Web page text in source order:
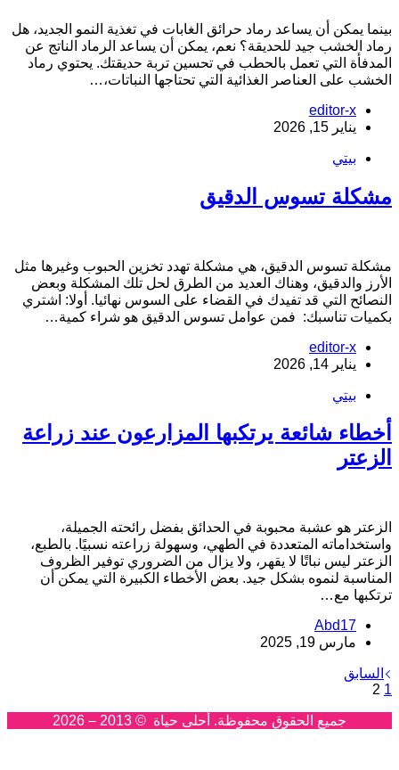
يمكن أن يساعد رماد حرائق الغابات في تغذية النمو الجديد، هل
الخشب جيد للحديقة؟ نعم، يمكن أن يساعد الرماد الناتج عن
التي تعمل بالحطب في تحسين تربة حديقتك. يحتوي رماد
على العناصر الغذائية التي تحتاجها النباتات،…
editor-x
يناير 15, 2026
بيتي
تسوس الدقيق
تسوس الدقيق، هي مشكلة تهدد تخزين الحبوب وغيرها مثل
والدقيق، وهناك العديد من الطرق لحل تلك المشكلة وبعض
التي قد تفيدك في القضاء على السوس نهائيا. أولا: اشتري
تناسبك: فمن عوامل تسوس الدقيق هو شراء كمية…
editor-x
يناير 14, 2026
بيتي
شائعة يرتكبها المزارعون عند زراعة
هو عشبة محبوبة في الحدائق بفضل رائحته الجميلة،
المتعددة في الطهي، وسهولة زراعته نسبيًا. بالطبع،
ليس نباتًا لا يقهر، ولا يزال من الضروري توفير الظروف
لنموه بشكل جيد. بعض الأخطاء الكبيرة التي يمكن أن
مع…
Abd17
مارس 19, 2025
السابق
2
جميع الحقوق محفوظة. أحلى حياة © 2013 – 2026